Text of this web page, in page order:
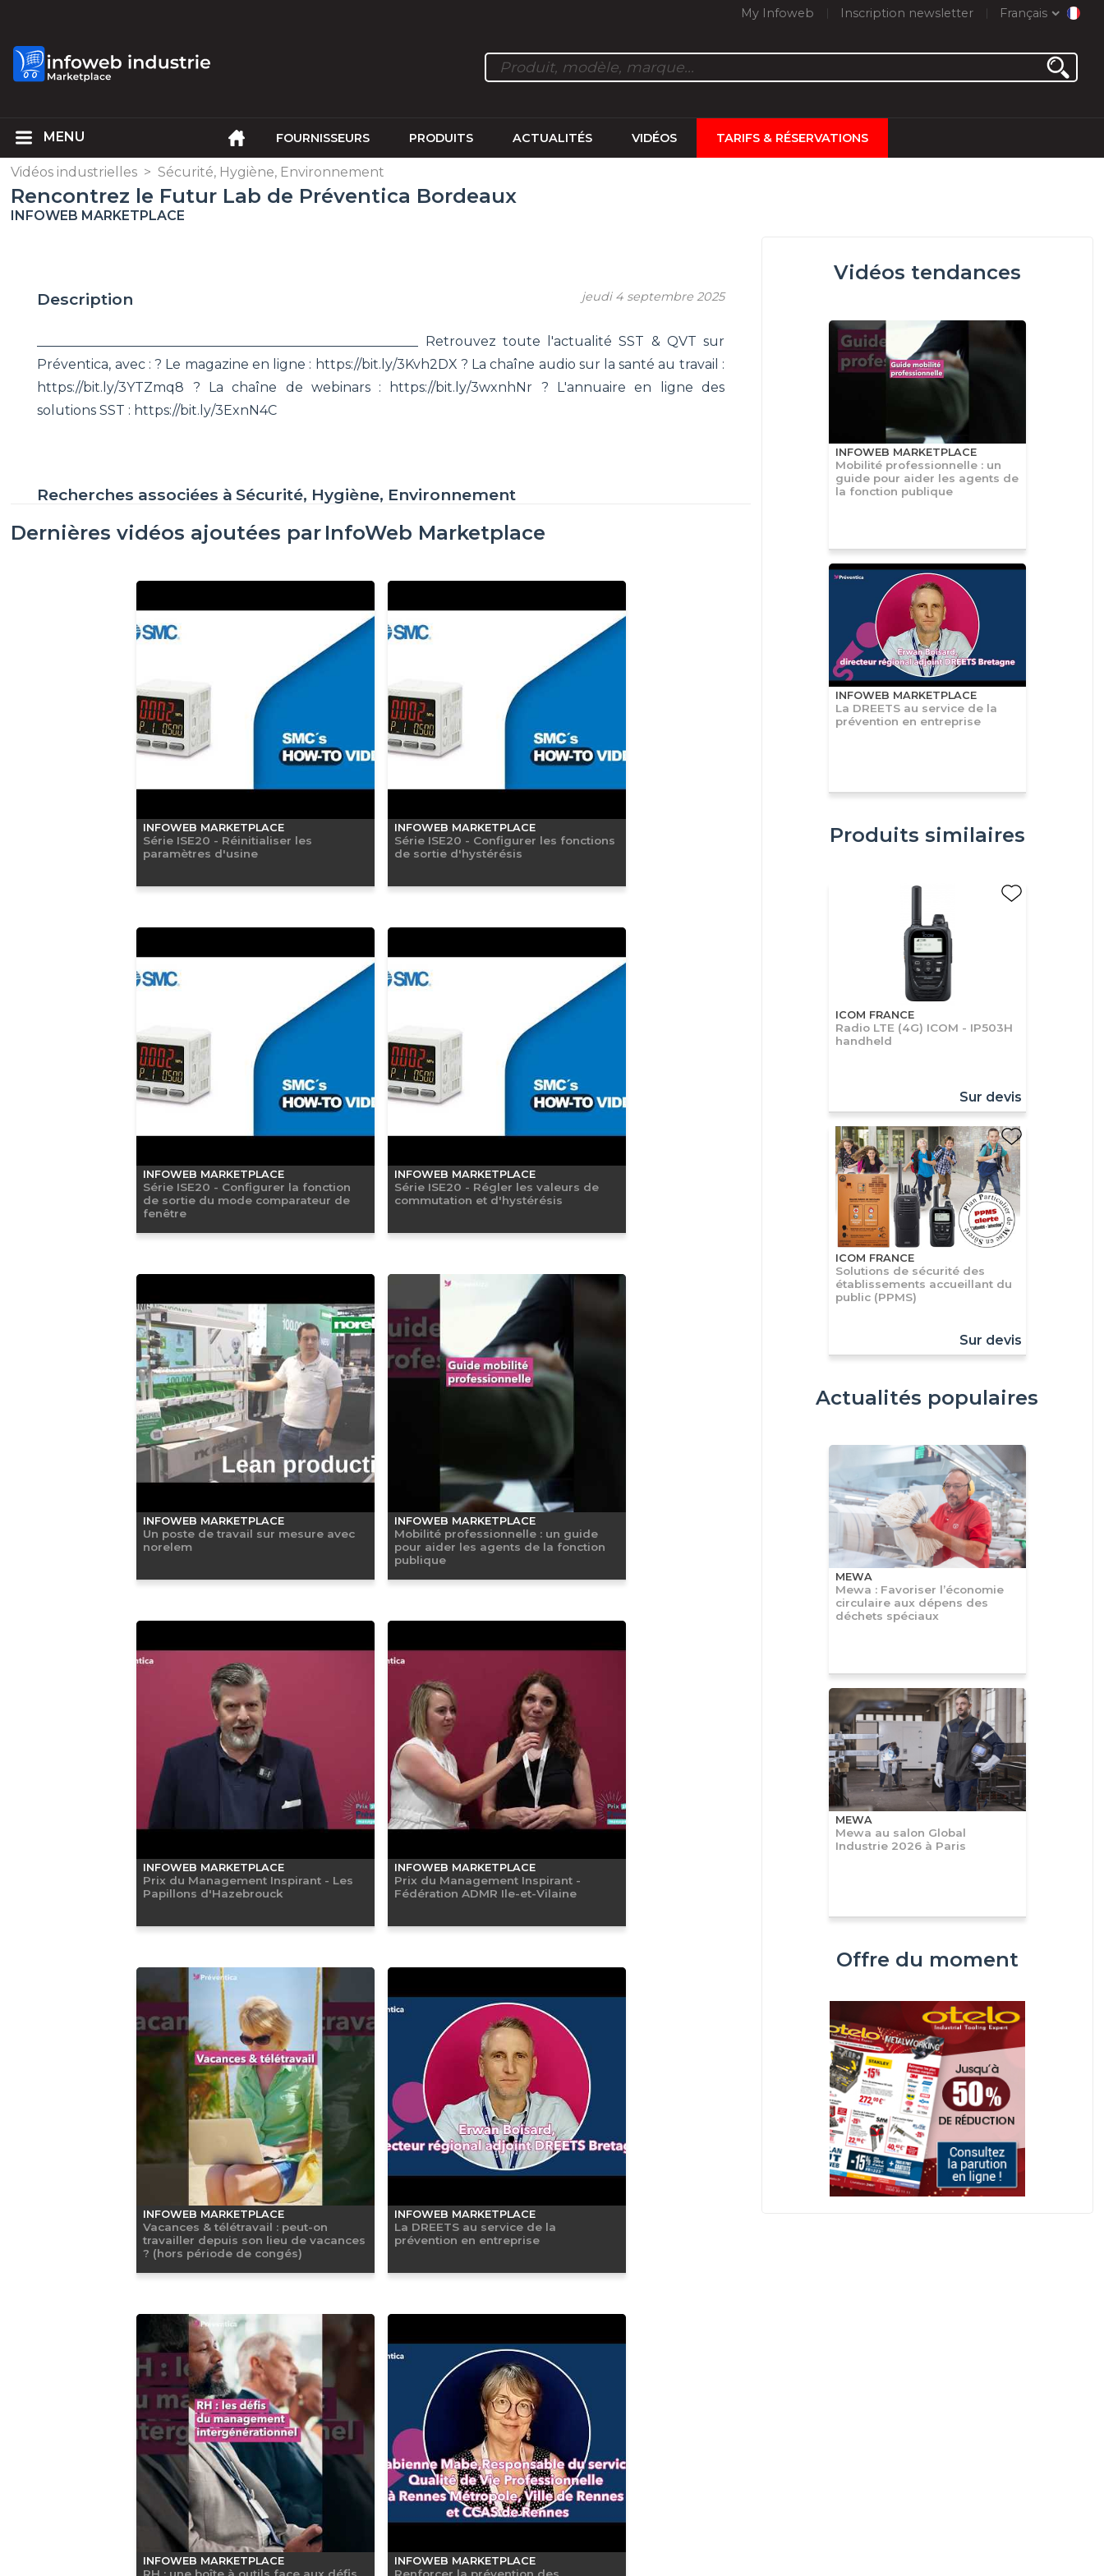
My Infoweb Inscription newsletter Français
FOURNISSEURS PRODUITS ACTUALITÉS VIDÉOS TARIFS & RÉSERVATIONS
Vidéos industrielles > Sécurité, Hygiène, Environnement
Rencontrez le Futur Lab de Préventica Bordeaux
INFOWEB MARKETPLACE
jeudi 4 septembre 2025
Description
__________________________________________________________ Retrouvez toute l'actualité SST & QVT sur
Préventica, avec : ? Le magazine en ligne : https://bit.ly/3Kvh2DX ? La chaîne audio sur la santé au travail :
https://bit.ly/3YTZmq8 ? La chaîne de webinars : https://bit.ly/3wxnhNr ? L'annuaire en ligne des
solutions SST : https://bit.ly/3ExnN4C
Recherches associées à Sécurité, Hygiène, Environnement
Dernières vidéos ajoutées par InfoWeb Marketplace
INFOWEB MARKETPLACE
Série ISE20 - Réinitialiser les
paramètres d'usine
INFOWEB MARKETPLACE
Série ISE20 - Configurer les fonctions
de sortie d'hystérésis
INFOWEB MARKETPLACE
Série ISE20 - Configurer la fonction
de sortie du mode comparateur de
fenêtre
INFOWEB MARKETPLACE
Série ISE20 - Régler les valeurs de
commutation et d'hystérésis
INFOWEB MARKETPLACE
Un poste de travail sur mesure avec
norelem
INFOWEB MARKETPLACE
Mobilité professionnelle : un guide
pour aider les agents de la fonction
publique
INFOWEB MARKETPLACE
Prix du Management Inspirant - Les
Papillons d'Hazebrouck
INFOWEB MARKETPLACE
Prix du Management Inspirant -
Fédération ADMR Ile-et-Vilaine
INFOWEB MARKETPLACE
Vacances & télétravail : peut-on
travailler depuis son lieu de vacances
? (hors période de congés)
INFOWEB MARKETPLACE
La DREETS au service de la
prévention en entreprise
INFOWEB MARKETPLACE INFOWEB MARKETPLACE
Vidéos tendances
INFOWEB MARKETPLACE
Mobilité professionnelle : un
guide pour aider les agents de
la fonction publique
INFOWEB MARKETPLACE
La DREETS au service de la
prévention en entreprise
Produits similaires
ICOM FRANCE
Radio LTE (4G) ICOM - IP503H
handheld
Sur devis
ICOM FRANCE
Solutions de sécurité des
établissements accueillant du
public (PPMS)
Sur devis
Actualités populaires
MEWA
Mewa : Favoriser l’économie
circulaire aux dépens des
déchets spéciaux
MEWA
Mewa au salon Global
Industrie 2026 à Paris
Offre du moment